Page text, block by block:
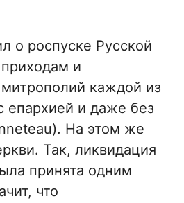
о роспуске Русской
и
каждой из
епархией и даже без
На этом же
Так, ликвидация
принята одним
что